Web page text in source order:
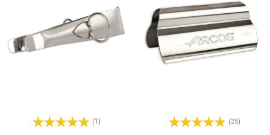
(1) (25)